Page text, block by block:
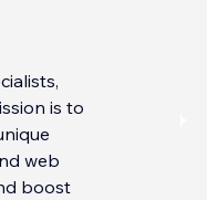
is to
web
boost